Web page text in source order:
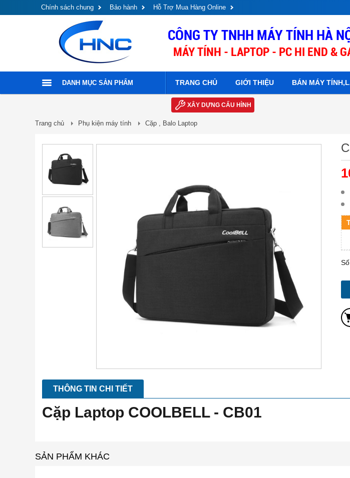
Chính sách chung Bảo hành Hỗ Trợ Mua Hàng Online
CÔNG TY TNHH MÁY TÍNH HÀ
MÁY TÍNH - LAPTOP - PC HI END &
DANH MỤC SẢN PHẨM TRANG CHỦ GIỚI THIỆU BÁN MÁY
XÂY DỰNG CẤU HÌNH
Trang chủ Phụ kiện máy tính Cặp , Balo Laptop
THÔNG TIN CHI TIẾT
Cặp Laptop COOLBELL - CB01
SẢN PHẨM KHÁC